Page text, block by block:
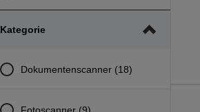
Kategorie
Dokumentenscanner (18)